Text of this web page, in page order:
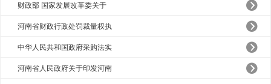
财政部 国家发展改革委关于
河南省财政行政处罚裁量权执
中华人民共和国政府采购法实
河南省人民政府关于印发河南